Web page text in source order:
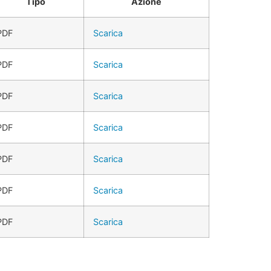
Scarica
Scarica
Scarica
Scarica
Scarica
Scarica
Scarica